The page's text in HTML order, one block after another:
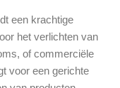
een krachtige
het verlichten van
of commerciële
voor een gerichte